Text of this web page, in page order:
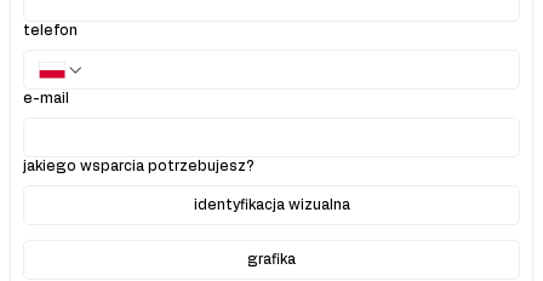
telefon
e-mail
jakiego wsparcia potrzebujesz?
identyfikacja wizualna
grafika